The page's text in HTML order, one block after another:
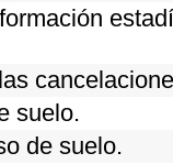
suelo.
de suelo.